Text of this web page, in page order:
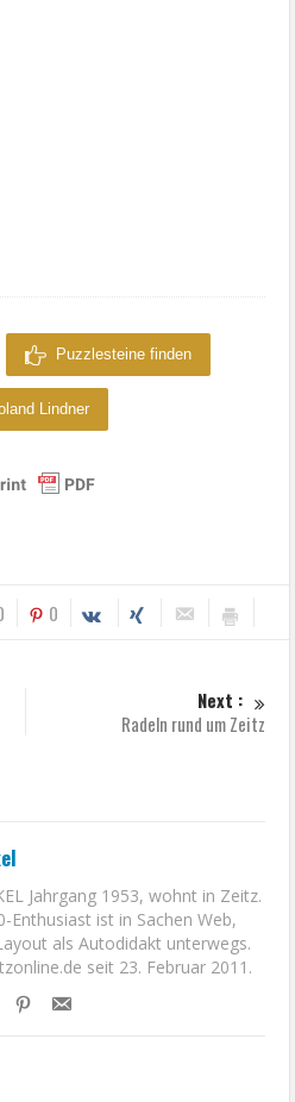
Puzzlesteine finden
Lindner
0
Next :
Radeln rund um Zeitz
Jahrgang 1953, wohnt in Zeitz.
Enthusiast ist in Sachen Web,
als Autodidakt unterwegs.
seit 23. Februar 2011.